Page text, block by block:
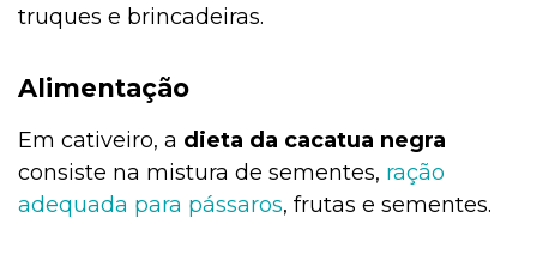
truques e brincadeiras.
Alimentação
Em cativeiro, a dieta da cacatua negra
consiste na mistura de sementes, ração
adequada para pássaros, frutas e sementes.